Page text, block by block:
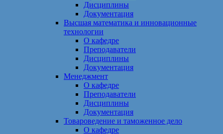
Дисциплины
Документация
Высшая математика и инновационные
технологии
О кафедре
Преподаватели
Дисциплины
Документация
Менеджмент
О кафедре
Преподаватели
Дисциплины
Документация
Товароведение и таможенное дело
О кафедре